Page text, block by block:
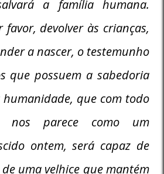
a família humana.
favor, devolver às crianças,
a nascer, o testemunho
que possuem a sabedoria
humanidade, que com todo
nos parece como um
ontem, será capaz de
uma velhice que mantém